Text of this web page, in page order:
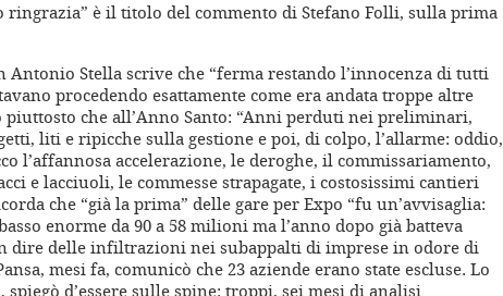
ringrazia” è il titolo del commento di Stefano Folli, sulla prima
Antonio Stella scrive che “ferma restando l’innocenza di tutti
procedendo esattamente come era andata troppe altre
che all’Anno Santo: “Anni perduti nei preliminari,
liti e ripicche sulla gestione e poi, di colpo, l’allarme: oddio,
l’affannosa accelerazione, le deroghe, il commissariamento,
e lacciuoli, le commesse strapagate, i costosissimi cantieri
che “già la prima” delle gare per Expo “fu un’avvisaglia:
enorme da 90 a 58 milioni ma l’anno dopo già batteva
dire delle infiltrazioni nei subappalti di imprese in odore di
mesi fa, comunicò che 23 aziende erano state escluse. Lo
spiegò d’essere sulle spine: troppi, sei mesi di analisi